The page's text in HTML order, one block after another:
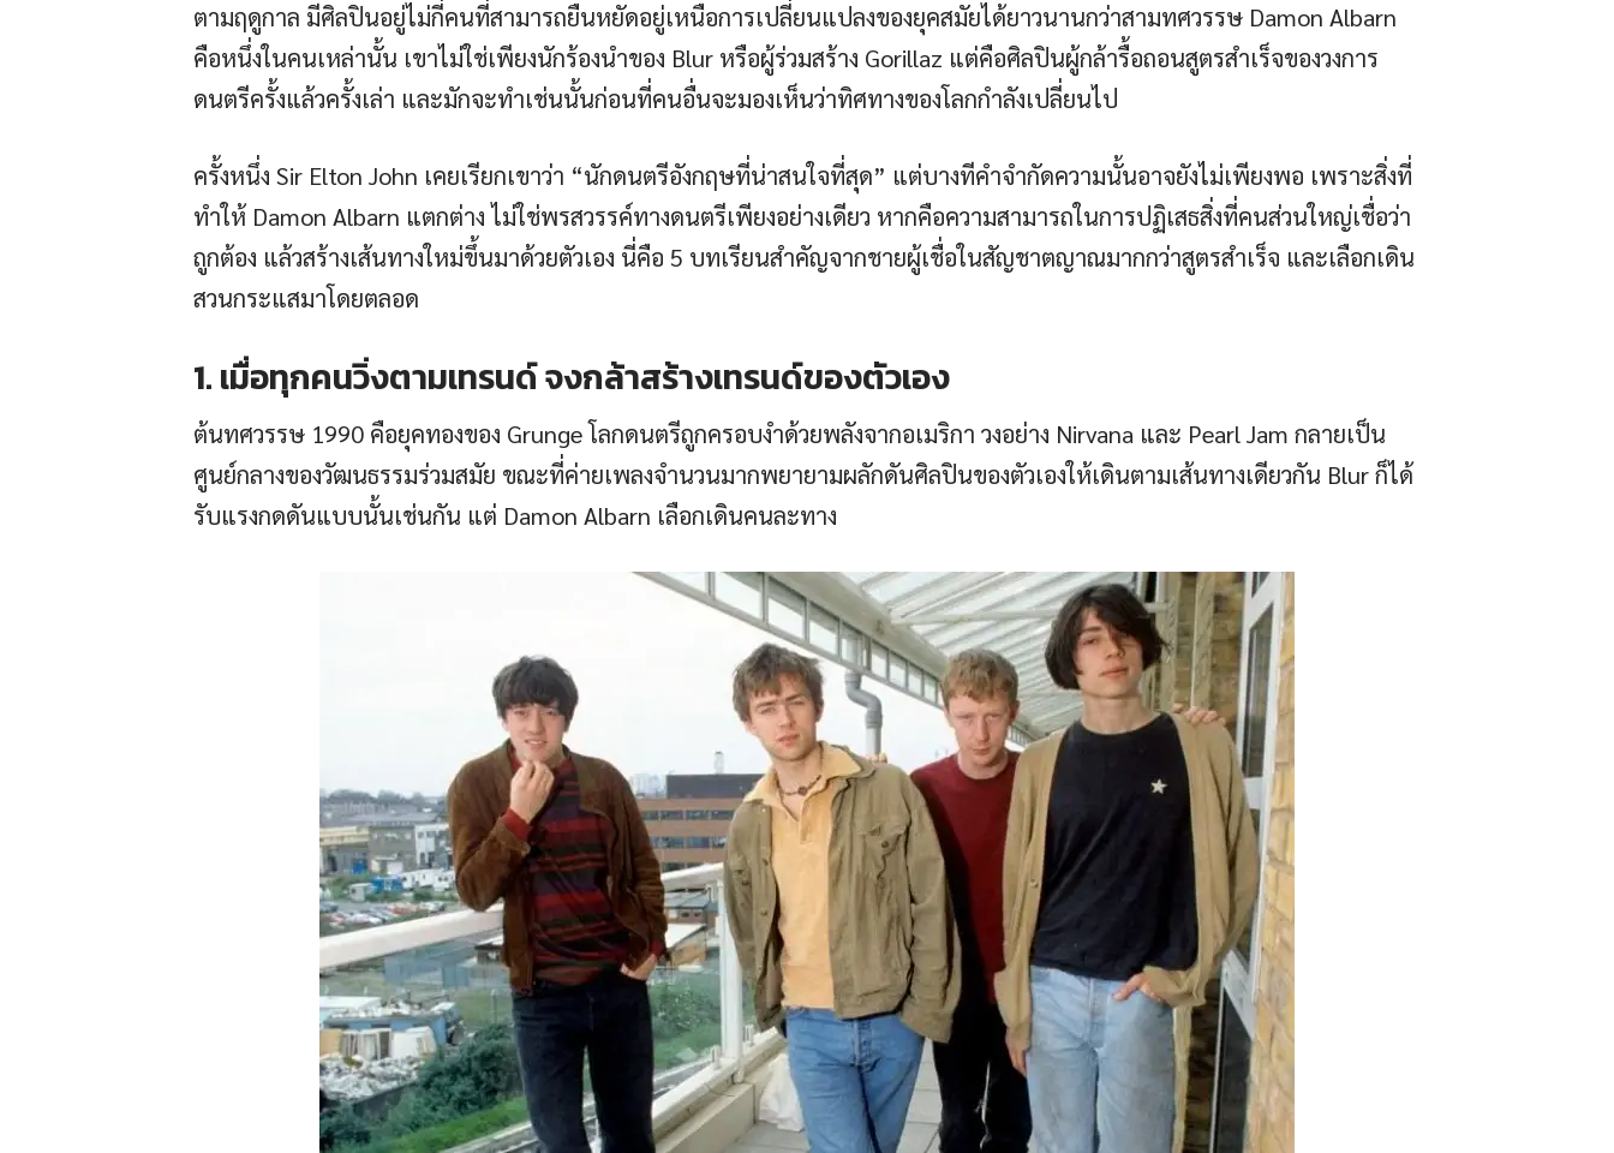
ตามฤดูกาล มีศิลปินอยู่ไม่กี่คนที่สามารถยืนหยัดอยู่เหนือการเปลี่ยนแปลงของยุคสมัยได้ยาวนานกว่าสามทศวรรษ Damon Albarn
คือหนึ่งในคนเหล่านั้น เขาไม่ใช่เพียงนักร้องนำของ Blur หรือผู้ร่วมสร้าง Gorillaz แต่คือศิลปินผู้กล้ารื้อถอนสูตรสำเร็จของวงการ
ดนตรีครั้งแล้วครั้งเล่า และมักจะทำเช่นนั้นก่อนที่คนอื่นจะมองเห็นว่าทิศทางของโลกกำลังเปลี่ยนไป
ครั้งหนึ่ง Sir Elton John เคยเรียกเขาว่า “นักดนตรีอังกฤษที่น่าสนใจที่สุด” แต่บางทีคำจำกัดความนั้นอาจยังไม่เพียงพอ เพราะสิ่งที่
ทำให้ Damon Albarn แตกต่าง ไม่ใช่พรสวรรค์ทางดนตรีเพียงอย่างเดียว หากคือความสามารถในการปฏิเสธสิ่งที่คนส่วนใหญ่เชื่อว่า
ถูกต้อง แล้วสร้างเส้นทางใหม่ขึ้นมาด้วยตัวเอง นี่คือ 5 บทเรียนสำคัญจากชายผู้เชื่อในสัญชาตญาณมากกว่าสูตรสำเร็จ และเลือกเดิน
สวนกระแสมาโดยตลอด
1. เมื่อทุกคนวิ่งตามเทรนด์ จงกล้าสร้างเทรนด์ของตัวเอง
ต้นทศวรรษ 1990 คือยุคทองของ Grunge โลกดนตรีถูกครอบงำด้วยพลังจากอเมริกา วงอย่าง Nirvana และ Pearl Jam กลายเป็น
ศูนย์กลางของวัฒนธรรมร่วมสมัย ขณะที่ค่ายเพลงจำนวนมากพยายามผลักดันศิลปินของตัวเองให้เดินตามเส้นทางเดียวกัน Blur ก็ได้
รับแรงกดดันแบบนั้นเช่นกัน แต่ Damon Albarn เลือกเดินคนละทาง